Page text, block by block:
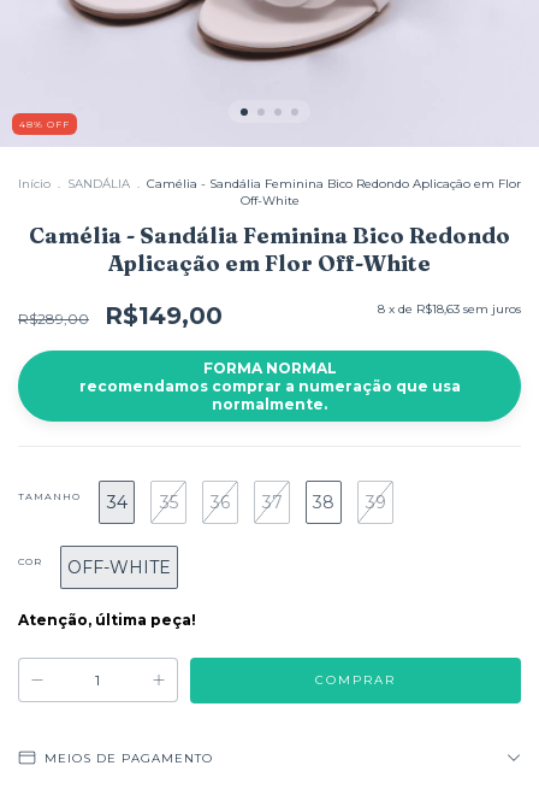
48% OFF
Início . SANDÁLIA . Camélia - Sandália Feminina Bico Redondo Aplicação em Flor
Off-White
Camélia - Sandália Feminina Bico Redondo
Aplicação em Flor Off-White
R$289,00 R$149,00 8 x de R$18,63 sem juros
FORMA NORMAL
recomendamos comprar a numeração que usa
normalmente.
TAMANHO 34 35 36 37 38 39
COR OFF-WHITE
Atenção, última peça!
MEIOS DE PAGAMENTO